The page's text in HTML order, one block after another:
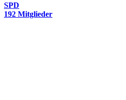
SPD
192 Mitglieder